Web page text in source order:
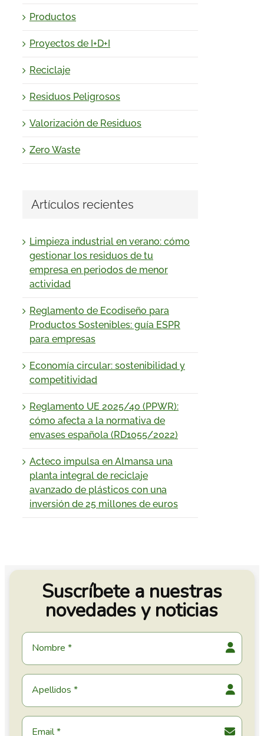
Productos
Proyectos de I+D+I
Reciclaje
Residuos Peligrosos
Valorización de Residuos
Zero Waste
Artículos recientes
Limpieza industrial en verano: cómo
gestionar los residuos de tu
empresa en periodos de menor
actividad
Reglamento de Ecodiseño para
Productos Sostenibles: guía ESPR
para empresas
Economía circular: sostenibilidad y
competitividad
Reglamento UE 2025/40 (PPWR):
cómo afecta a la normativa de
envases española (RD1055/2022)
Acteco impulsa en Almansa una
planta integral de reciclaje
avanzado de plásticos con una
inversión de 25 millones de euros